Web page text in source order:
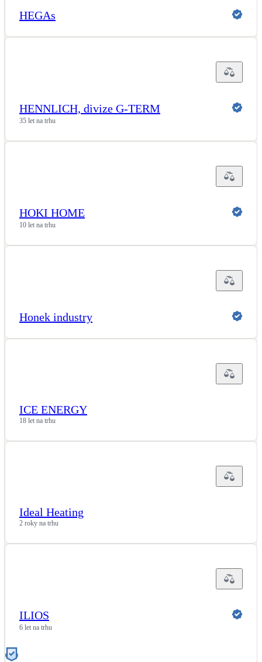
HEGAs
HENNLICH, divize G-TERM
35 let na trhu
HOKI HOME
10 let na trhu
Honek industry
ICE ENERGY
18 let na trhu
Ideal Heating
2 roky na trhu
ILIOS
6 let na trhu